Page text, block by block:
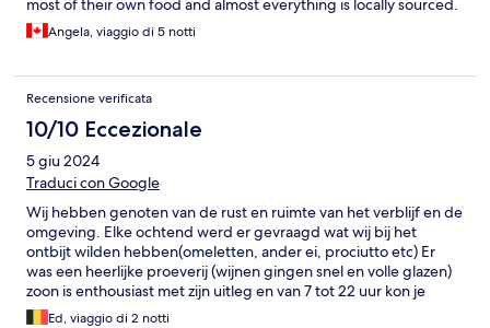
most of their own food and almost everything is locally sourced.
Try Alfredo's homemade preserves and limoncello!
Angela, viaggio di 5 notti
Recensione verificata
10/10 Eccezionale
5 giu 2024
Traduci con Google
Wij hebben genoten van de rust en ruimte van het verblijf en de
omgeving. Elke ochtend werd er gevraagd wat wij bij het
ontbijt wilden hebben(omeletten, ander ei, prociutto etc) Er
was een heerlijke proeverij (wijnen gingen snel en volle glazen)
zoon is enthousiast met zijn uitleg en van 7 tot 22 uur kon je
pasta of antipasti bestellen dat door de moeder gemaakt werd.
Ed, viaggio di 2 notti